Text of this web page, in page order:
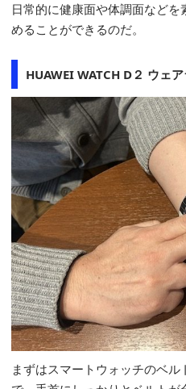
日常的に健康面や体調面など
めることができるのだ。
HUAWEI WATCH D２ ウェ
まずはスマートウォッチのベ